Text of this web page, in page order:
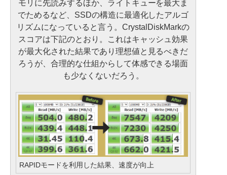
モリに先読みするほか、ライトキューを最大ま
でためるなど、SSDの構造に最適化したアルゴ
リズムになっていると言う。CrystalDiskMarkの
スコアは下記のとおり。これはキャッシュ効果
が最大化された結果であり理想値と見るべきだ
ろうが、合理的な仕組からして体感できる場面
も少なくないだろう。
RAPIDモードを利用した結果、速度が向上